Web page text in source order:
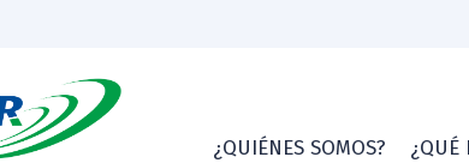
¿QUIÉNES SOMOS? ¿QUÉ